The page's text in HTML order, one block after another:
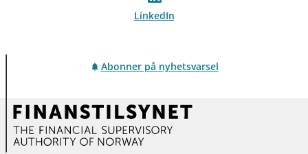
LinkedIn
Abonner på nyhetsvarsel